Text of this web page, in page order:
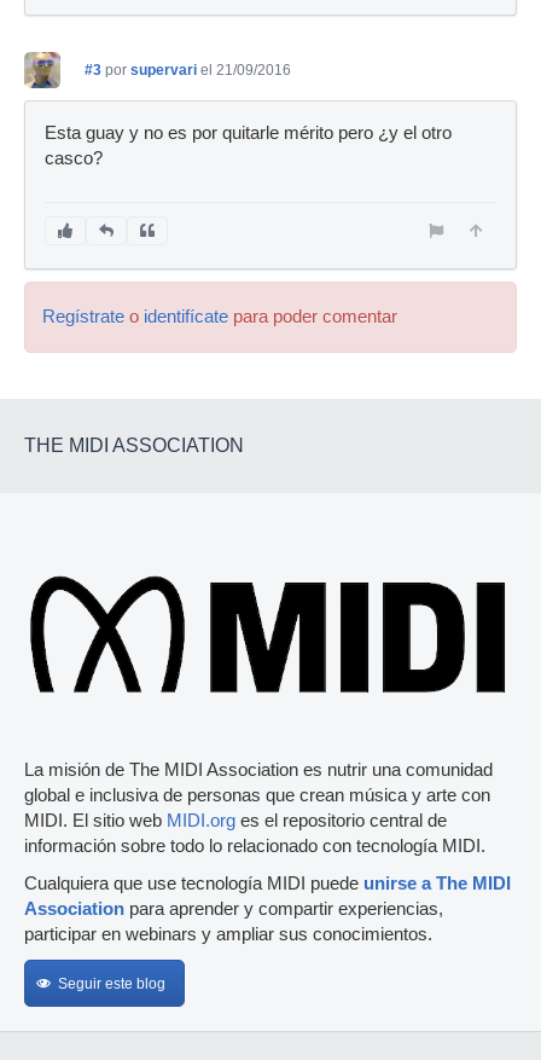
#3 por supervari el 21/09/2016
Esta guay y no es por quitarle mérito pero ¿y el otro
casco?
Regístrate o identifícate para poder comentar
THE MIDI ASSOCIATION
La misión de The MIDI Association es nutrir una comunidad
global e inclusiva de personas que crean música y arte con
MIDI. El sitio web MIDI.org es el repositorio central de
información sobre todo lo relacionado con tecnología MIDI.
Cualquiera que use tecnología MIDI puede unirse a The MIDI
Association para aprender y compartir experiencias,
participar en webinars y ampliar sus conocimientos.
Seguir este blog